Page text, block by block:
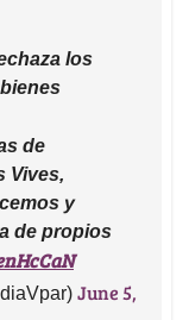
los
de
Vives,
y
de propios
June 5,